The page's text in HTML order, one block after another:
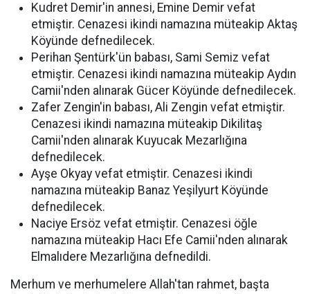
Kudret Demir'in annesi, Emine Demir vefat
etmiştir. Cenazesi ikindi namazına müteakip Aktaş
Köyünde defnedilecek.
Perihan Şentürk'ün babası, Sami Semiz vefat
etmiştir. Cenazesi ikindi namazına müteakip Aydın
Camii'nden alınarak Gücer Köyünde defnedilecek.
Zafer Zengin'in babası, Ali Zengin vefat etmiştir.
Cenazesi ikindi namazına müteakip Dikilitaş
Camii'nden alınarak Kuyucak Mezarlığına
defnedilecek.
Ayşe Okyay vefat etmiştir. Cenazesi ikindi
namazına müteakip Banaz Yeşilyurt Köyünde
defnedilecek.
Naciye Ersöz vefat etmiştir. Cenazesi öğle
namazına müteakip Hacı Efe Camii'nden alınarak
Elmalıdere Mezarlığına defnedildi.
Merhum ve merhumelere Allah'tan rahmet, başta